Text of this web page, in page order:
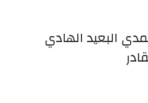
البعيد الهادي